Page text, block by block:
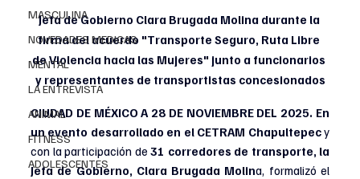
MASCULINA
NOVEDADES MEDICAS
MENTAL
LA ENTREVISTA
ANIMAL
FITNESS
ADOLESCENTES
Jefa de Gobierno Clara Brugada Molina durante la
firma del acuerdo "Transporte Seguro, Ruta Libre
de Violencia hacia las Mujeres" junto a funcionarios
y representantes de transportistas concesionados
CIUDAD DE MÉXICO A 28 DE NOVIEMBRE DEL 2025. En
un evento desarrollado en el CETRAM Chapultepec y
con la participación de 31 corredores de transporte, la
Jefa de Gobierno, Clara Brugada Molina, formalizó el